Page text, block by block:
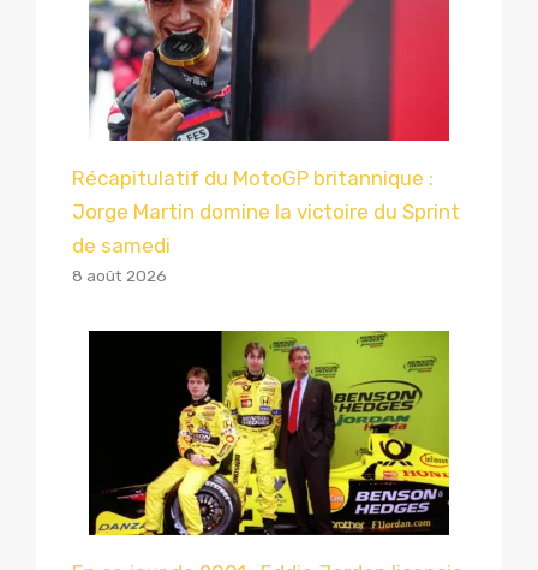
Récapitulatif du MotoGP britannique :
Jorge Martin domine la victoire du Sprint
de samedi
8 août 2026